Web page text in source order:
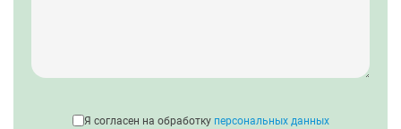
Я согласен на обработку персональных данных